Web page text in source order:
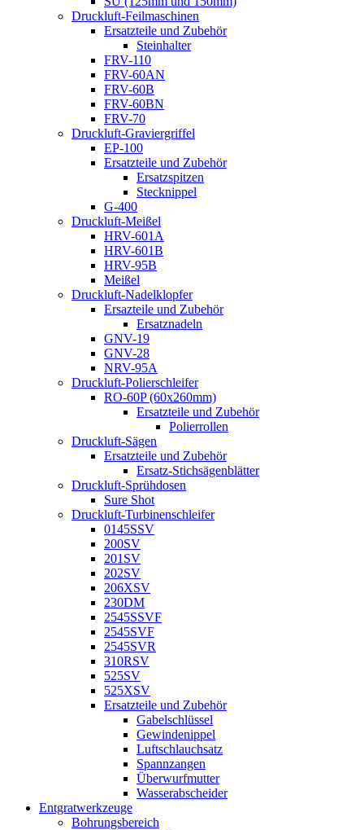
Druckluft-Feilmaschinen
Ersatzteile und Zubehör
Steinhalter
FRV-110
FRV-60AN
FRV-60B
FRV-60BN
FRV-70
Druckluft-Graviergriffel
EP-100
Ersatzteile und Zubehör
Ersatzspitzen
Stecknippel
G-400
Druckluft-Meißel
HRV-601A
HRV-601B
HRV-95B
Meißel
Druckluft-Nadelklopfer
Ersazteile und Zubehör
Ersatznadeln
GNV-19
GNV-28
NRV-95A
Druckluft-Polierschleifer
RO-60P (60x260mm)
Ersatzteile und Zubehör
Polierrollen
Druckluft-Sägen
Ersatzteile und Zubehör
Ersatz-Stichsägenblätter
Druckluft-Sprühdosen
Sure Shot
Druckluft-Turbinenschleifer
0145SSV
200SV
201SV
202SV
206XSV
230DM
2545SSVF
2545SVF
2545SVR
310RSV
525SV
525XSV
Ersatzteile und Zubehör
Gabelschlüssel
Gewindenippel
Luftschlauchsatz
Spannzangen
Überwurfmutter
Wasserabscheider
Entgratwerkzeuge
Bohrungsbereich